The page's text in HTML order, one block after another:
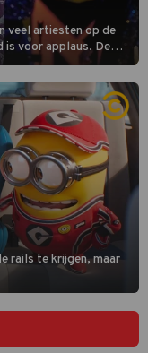
veel artiesten op de
is voor applaus. De
Froger en
Zomernachten.
rails te krijgen, maar